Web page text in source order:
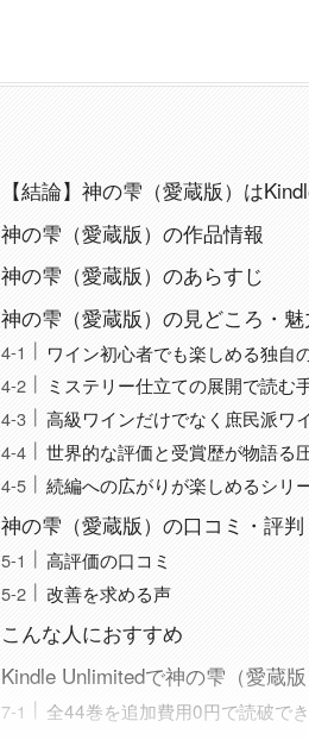
【結論】神の雫（愛蔵版）は
神の雫（愛蔵版）の作品情報
神の雫（愛蔵版）のあらすじ
神の雫（愛蔵版）の見どころ・魅
ワイン初心者でも楽しめる独自
ミステリー仕立ての展開で読む
高級ワインだけでなく庶民派ワ
世界的な評価と受賞歴が物語る
続編への広がりが楽しめるシリ
神の雫（愛蔵版）の口コミ・評判
高評価の口コミ
改善を求める声
こんな人におすすめ
Kindle Unlimitedで神の雫（愛蔵
全44巻を追加費用0円で読破で